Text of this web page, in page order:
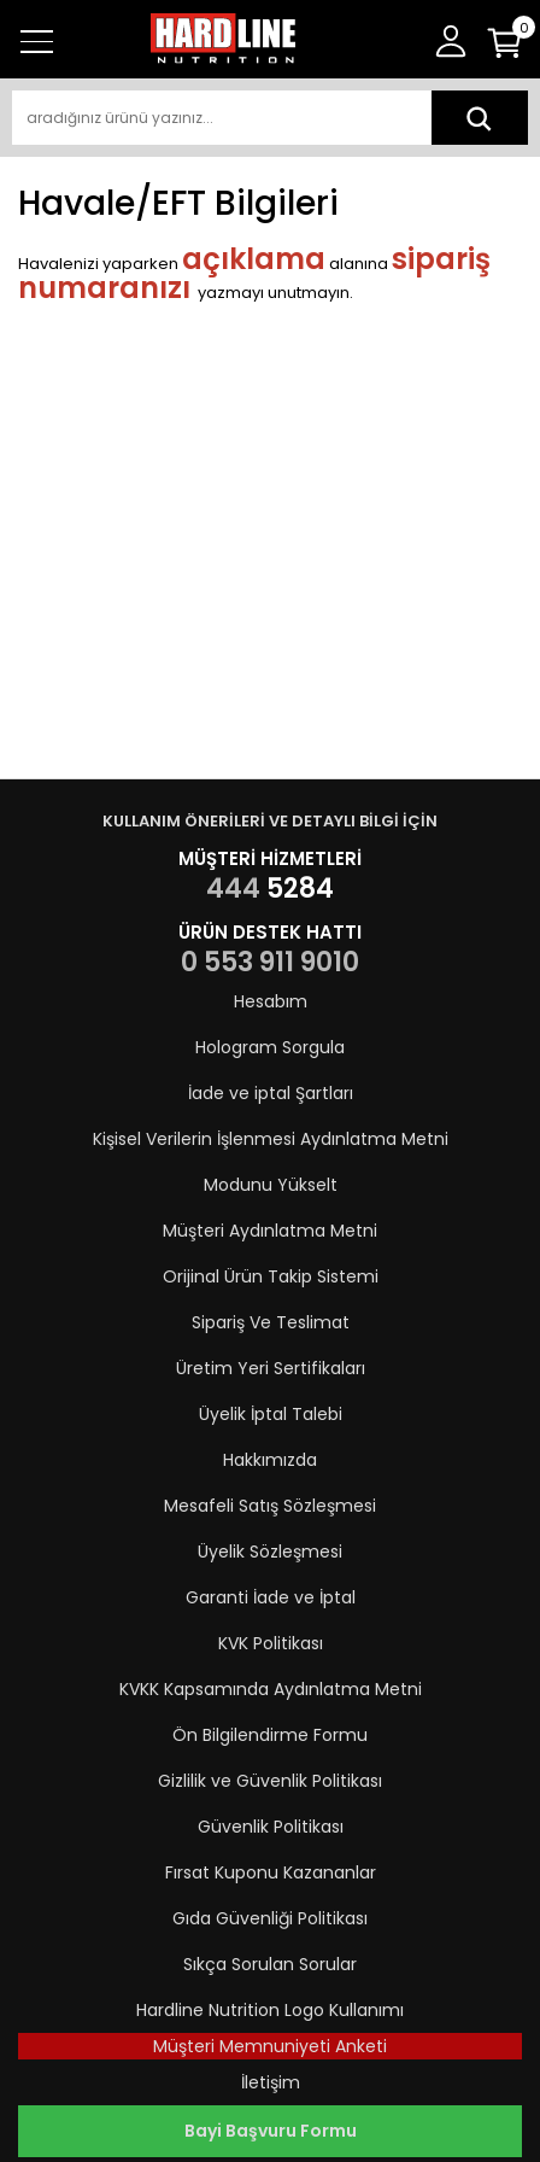
0
Havale/EFT Bilgileri
Havalenizi yaparken açıklama alanına sipariş
numaranızı yazmayı unutmayın.
KULLANIM ÖNERİLERİ VE DETAYLI BİLGİ İÇİN
MÜŞTERİ HİZMETLERİ
444 5284
ÜRÜN DESTEK HATTI
0 553 911 9010
Hesabım
Hologram Sorgula
İade ve iptal Şartları
Kişisel Verilerin İşlenmesi Aydınlatma Metni
Modunu Yükselt
Müşteri Aydınlatma Metni
Orijinal Ürün Takip Sistemi
Sipariş Ve Teslimat
Üretim Yeri Sertifikaları
Üyelik İptal Talebi
Hakkımızda
Mesafeli Satış Sözleşmesi
Üyelik Sözleşmesi
Garanti İade ve İptal
KVK Politikası
KVKK Kapsamında Aydınlatma Metni
Ön Bilgilendirme Formu
Gizlilik ve Güvenlik Politikası
Güvenlik Politikası
Fırsat Kuponu Kazananlar
Gıda Güvenliği Politikası
Sıkça Sorulan Sorular
Hardline Nutrition Logo Kullanımı
Müşteri Memnuniyeti Anketi
İletişim
Bayi Başvuru Formu